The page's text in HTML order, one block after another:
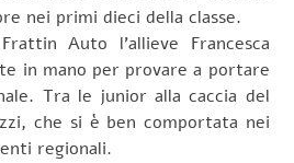
nei primi dieci della classe.
Auto l’allieve Francesca
in mano per provare a portare
Tra le junior alla caccia del
che si è ben comportata nei
regionali.